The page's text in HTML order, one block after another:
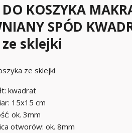
KOSZYKA
SPÓD
sklejki
ze sklejki
kwadrat
15x15 cm
ok. 3mm
otworów: ok. 8mm